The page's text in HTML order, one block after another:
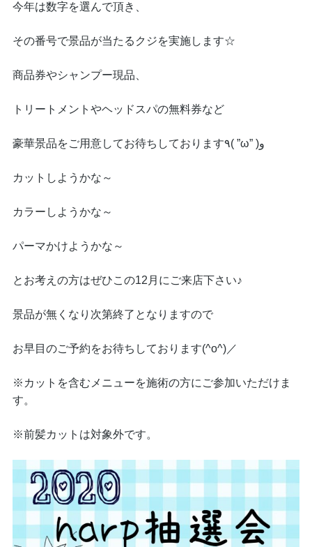
今年は数字を選んで頂き、
その番号で景品が当たるクジを実施します☆
商品券やシャンプー現品、
トリートメントやヘッドスパの無料券など
豪華景品をご用意してお待ちしております٩( ”ω” )و
カットしようかな～
カラーしようかな～
パーマかけようかな～
とお考えの方はぜひこの12月にご来店下さい♪
景品が無くなり次第終了となりますので
お早目のご予約をお待ちしております(^o^)／
※カットを含むメニューを施術の方にご参加いただけま
す。
※前髪カットは対象外です。